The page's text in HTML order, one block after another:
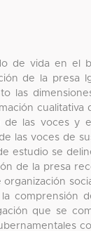
de vida en el
de la presa
las
las voces y
las voces de
estudio se
de la presa
comprensión
que se